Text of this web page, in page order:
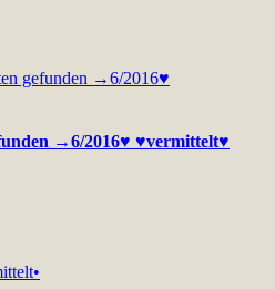
→6/2016♥ ♥vermittelt♥